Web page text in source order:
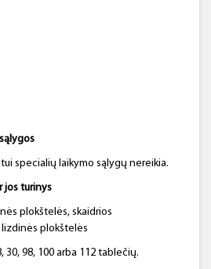
specialių laikymo sąlygų nereikia.
josturinys
plokštelės, skaidrios
lizdinės plokštelės
30, 98, 100 arba 112 tablečių.